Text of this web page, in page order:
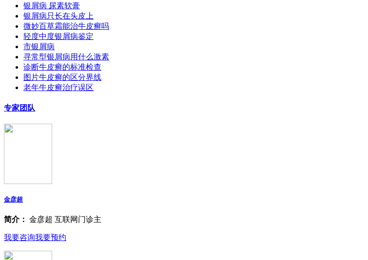
银屑病 尿素软膏
银屑病只长在头皮上
微妙百草霜能治牛皮癣吗
轻度中度银屑病鉴定
市银屑病
寻常型银屑病用什么激素
诊断牛皮癣的标准检查
图片牛皮癣的区分界线
老年牛皮癣治疗误区
专家团队
金彦超
简介： 金彦超 互联网门诊主
我要咨询我要预约